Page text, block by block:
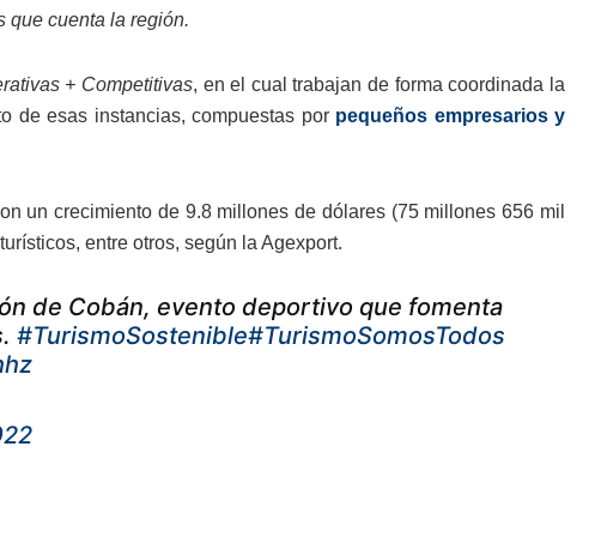
que cuenta la región.
+ Competitivas, en el cual trabajan de forma coordinada la
de esas instancias, compuestas por pequeños empresarios y
un crecimiento de 9.8 millones de dólares (75 millones 656 mil
entre otros, según la Agexport.
de Cobán, evento deportivo que fomenta
#TurismoSostenible#TurismoSomosTodos